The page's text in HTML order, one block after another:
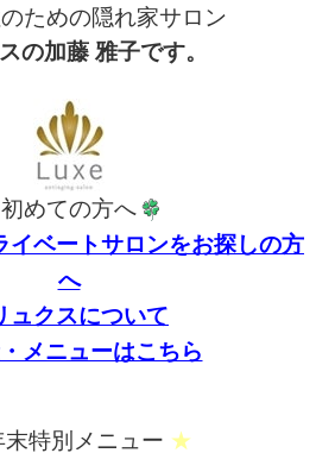
ための隠れ家サロン
の加藤 雅子です。
初めての方へ
イベートサロンをお探しの方
へ
ュクスについて
メニューはこちら
末特別メニュー ★